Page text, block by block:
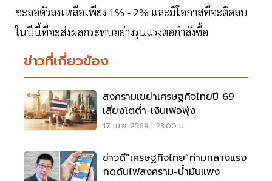
ชะลอตัวลงเหลือเพียง 1% - 2% และมีโอกาสที่จะติดลบ
ในปีนี้ที่จะส่งผลกระทบอย่างรุนแรงต่อกำลังซื้อ
ข่าวที่เกี่ยวข้อง
สงครามเขย่าเศรษฐกิจไทยปี 69
เสี่ยงโตต่ำ-เงินเฟ้อพุ่ง
17 เม.ย. 2569 | 23:00 น.
ข่าวดี“เศรษฐกิจไทย”ท่ามกลางแรง
กดดันไฟสงคราม-น้ำมันแพง